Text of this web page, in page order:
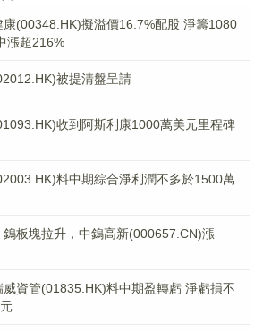
康(00348.HK)擬溢價16.7%配股 淨籌1080
漲超216%
被提清盤呈請
收到阿斯利康1000萬美元里程碑
料中期綜合淨利潤不多於1500萬
鎢板塊拉升，中鎢高新(000657.CN)漲
威資管(01835.HK)料中期盈轉虧 淨虧損不